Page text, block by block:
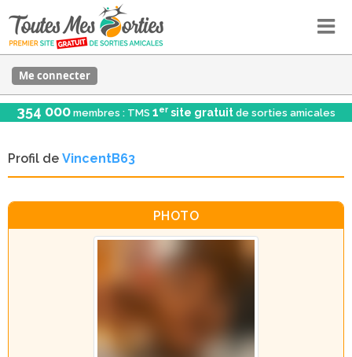
Me connecter
354 000 membres : TMS 1er site gratuit de sorties amicales
Profil de VincentB63
PHOTO